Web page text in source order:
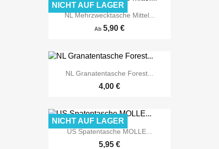
NL Mehrzwecktasche Mittel...
Ab 5,90 €
NICHT AUF LAGER
NL Granatentasche Forest...
4,00 €
US Spatentasche MOLLE...
5,95 €
NICHT AUF LAGER